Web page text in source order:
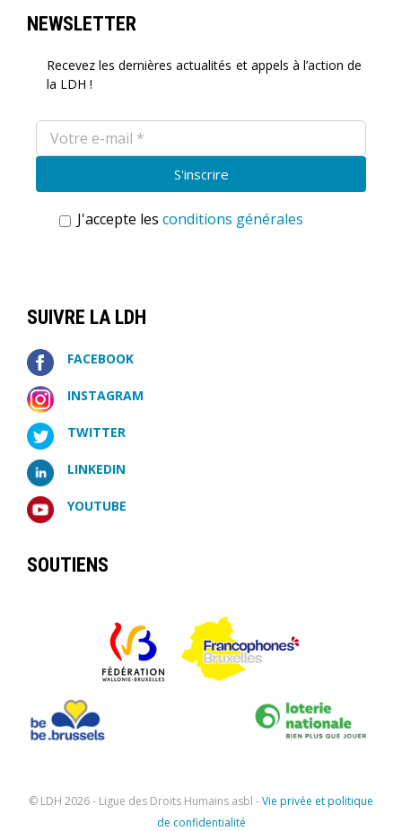
NEWSLETTER
Recevez les dernières actualités et appels à l’action de
la LDH !
J'accepte les conditions générales
SUIVRE LA LDH
FACEBOOK
INSTAGRAM
TWITTER
LINKEDIN
YOUTUBE
SOUTIENS
© LDH 2026 - Ligue des Droits Humains asbl -Vie privée et politique
de confidentialité